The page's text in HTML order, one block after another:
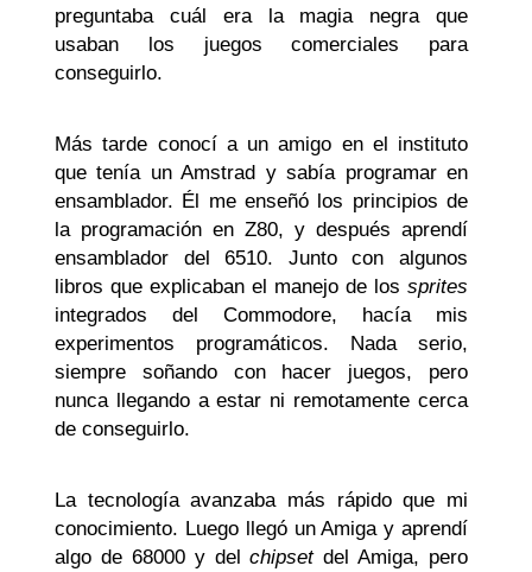
preguntaba cuál era la magia negra que
usaban los juegos comerciales para
conseguirlo.
Más tarde conocí a un amigo en el instituto
que tenía un Amstrad y sabía programar en
ensamblador. Él me enseñó los principios de
la programación en Z80, y después aprendí
ensamblador del 6510. Junto con algunos
libros que explicaban el manejo de los sprites
integrados del Commodore, hacía mis
experimentos programáticos. Nada serio,
siempre soñando con hacer juegos, pero
nunca llegando a estar ni remotamente cerca
de conseguirlo.
La tecnología avanzaba más rápido que mi
conocimiento. Luego llegó un Amiga y aprendí
algo de 68000 y delchipsetdel Amiga, pero